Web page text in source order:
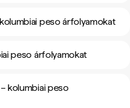
peso árfolyamokat
peso árfolyamokat
kolumbiai peso